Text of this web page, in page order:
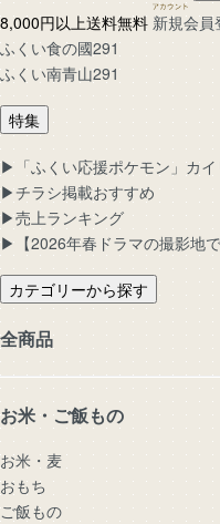
8,000円以上送料無料 新規会員
ふくい食の國291
ふくい南青山291
特集
▶︎「ふくい応援ポケモン」カ
▶︎チラシ掲載おすすめ
▶︎売上ランキング
▶︎【2026年春ドラマの撮影地
カテゴリーから探す
全商品
お米・ご飯もの
お米・麦
おもち
ご飯もの